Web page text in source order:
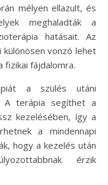
mélyen ellazult, és
meghaladták a
hatásait. Az
vonzó lehet
fizikai fájdalomra.
a szülés utáni
A terápia segíthet a
kezelésében, így a
a mindennapi
hogy a kezelés után
érzik